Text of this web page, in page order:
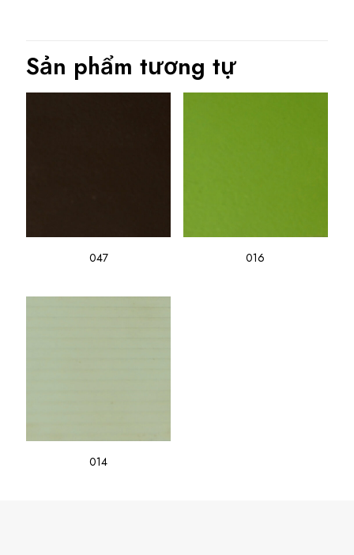
Sản phẩm tương tự
047 016
014